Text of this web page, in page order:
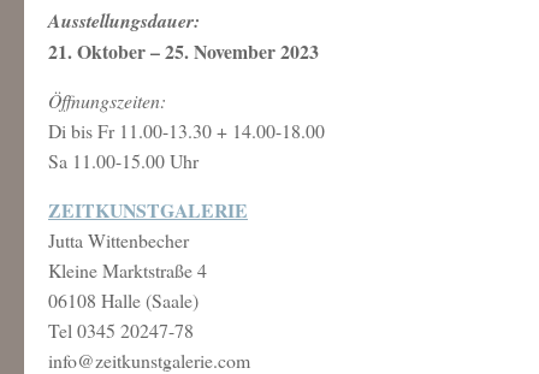
Ausstellungsdauer:
21. Oktober – 25. November 2023
Öffnungszeiten:
Di bis Fr 11.00-13.30 + 14.00-18.00
Sa 11.00-15.00 Uhr
ZEITKUNSTGALERIE
Jutta Wittenbecher
Kleine Marktstraße 4
06108 Halle (Saale)
Tel 0345 20247-78
info@zeitkunstgalerie.com